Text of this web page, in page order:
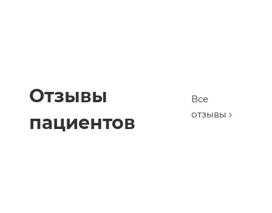
Отзывы
пациентов
Все
отзывы